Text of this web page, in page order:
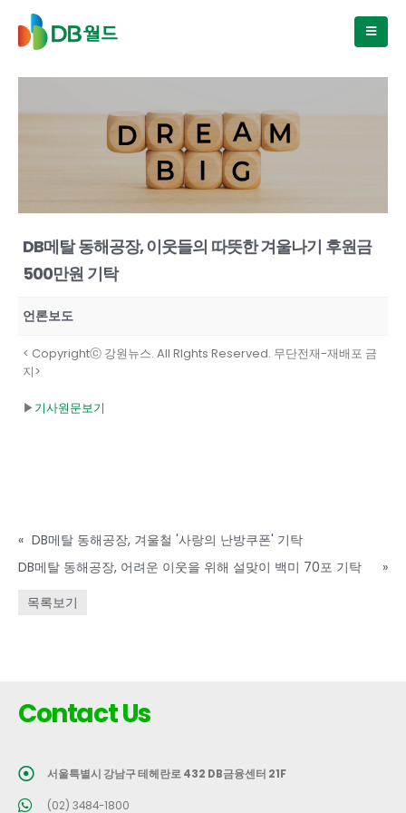
DB메탈 동해공장, 이웃들의 따뜻한 겨울나기 후원금
500만원 기탁
언론보도
< Copyrightⓒ 강원뉴스. All RIghts Reserved. 무단전재-재배포 금
지>
▶기사원문보기
« DB메탈 동해공장, 겨울철 '사랑의 난방쿠폰' 기탁
DB메탈 동해공장, 어려운 이웃을 위해 설맞이 백미 70포 기탁
»
목록보기
Contact Us
서울특별시 강남구 테헤란로 432 DB금융센터 21F
(02) 3484-1800